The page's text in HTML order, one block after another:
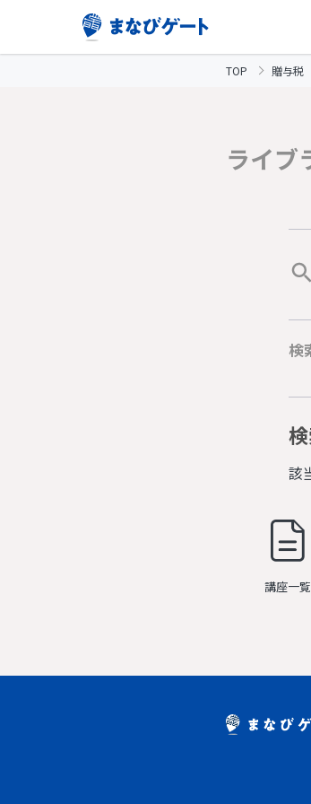
TOP 贈与税
ライブ
検
該
講座一覧